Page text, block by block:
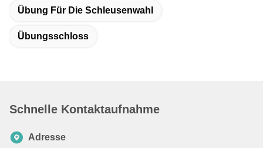
Übung Für Die Schleusenwahl
Übungsschloss
Schnelle Kontaktaufnahme
Adresse